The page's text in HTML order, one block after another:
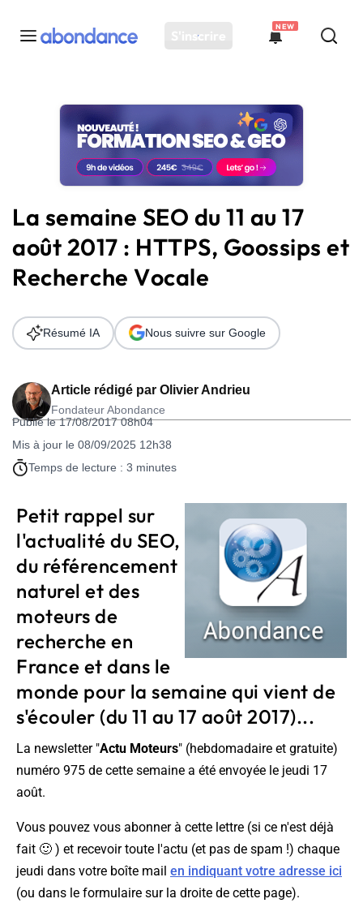
S'inscrire
NEW
Toutes les actus
Actus SEO
Plateforme
Solutions
Ressources
Audit SEO
La semaine SEO du 11 au 17
août 2017 : HTTPS, Goossips et
Recherche Vocale
Article rédigé par Olivier Andrieu
Fondateur Abondance
Publié le 17/08/2017 08h04
Mis à jour le 08/09/2025 12h38
Temps de lecture : 3 minutes
Résumé IA Nous suivre sur Google
Petit rappel sur
l'actualité du SEO,
du référencement
naturel et des
moteurs de
recherche en
France et dans le
monde pour la semaine qui vient de
s'écouler (du 11 au 17 août 2017)...
La newsletter "Actu Moteurs" (hebdomadaire et gratuite)
numéro 975 de cette semaine a été envoyée le jeudi 17
août.
Vous pouvez vous abonner à cette lettre (si ce n'est déjà
fait 🙂 ) et recevoir toute l'actu (et pas de spam !) chaque
jeudi dans votre boîte mail en indiquant votre adresse ici
(ou dans le formulaire sur la droite de cette page).